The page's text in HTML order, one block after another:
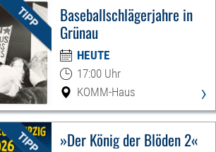
Baseballschlägerjahre in
Grünau
HEUTE
17:00 Uhr
KOMM-Haus
›
»Der König der Blöden 2«